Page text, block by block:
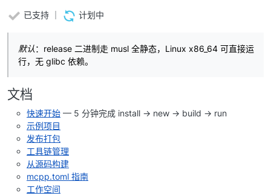
已支持 ｜ 计划中
默认：release 二进制走 musl 全静态，Linux x86_64 可直接运
行，无 glibc 依赖。
文档
快速开始 — 5 分钟完成 install → new → build → run
示例项目
发布打包
工具链管理
从源码构建
mcpp.toml 指南
工作空间